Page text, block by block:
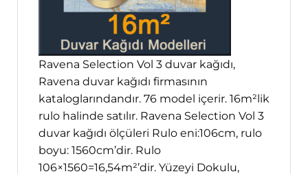
Ravena Selection Vol 3 duvar kağıdı,
Ravena duvar kağıdı firmasının
kataloglarındandır. 76 model içerir. 16m²lik
rulo halinde satılır. Ravena Selection Vol 3
duvar kağıdı ölçüleri Rulo eni:106cm, rulo
boyu: 1560cm’dir. Rulo
106×1560=16,54m²’dir. Yüzeyi Dokulu,